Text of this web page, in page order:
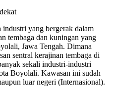
industri yang bergerak dalam
tembaga dan kuningan yang
Jawa Tengah. Dimana
sentral kerajinan tembaga di
sekali industri-industri
Boyolali. Kawasan ini sudah
luar negeri (Internasional).